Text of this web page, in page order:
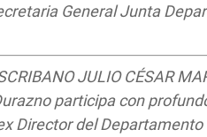
General Junta
JULIO CÉSAR
participa con
Director del